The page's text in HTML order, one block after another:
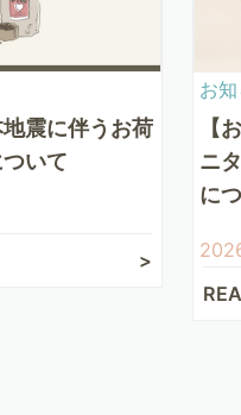
震に伴うお荷
いて
お
【
ニ
に